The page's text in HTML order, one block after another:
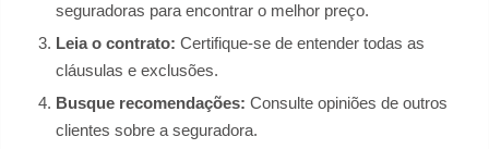
seguradoras para encontrar o melhor preço.
Leia o contrato: Certifique-se de entender todas as
cláusulas e exclusões.
Busque recomendações: Consulte opiniões de outros
clientes sobre a seguradora.